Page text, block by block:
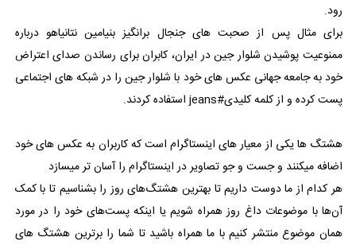
رود.
برای مثال پس از صحبت های جنجال برانگیز بنیامین نتانیاهو درباره
ممنوعیت پوشیدن شلوار جین در ایران، کابران برای رساندن صدای اعتراض
خود به جامعه جهانی عکس های خود با شلوار جین را در شبکه های اجتماعی
پست کرده و از کلمه کلیدی#jeans استفاده کردند.
هشتگ ها یکی از معیار های اینستاگرام است که کاربران به عکس های خود
اضافه میکنند و جست و جو تصاویر در اینستاگرام را آسان تر میسازد
هر کدام از ما دوست داریم تا بهترین هشتگ‌های روز را بشناسیم تا با کمک
آن‌ها با موضوعات داغ روز همراه شویم یا اینکه پست‌های خود را در مورد
همان موضوع منتشر کنیم با ما همراه باشید تا شما را برترین هشتگ های